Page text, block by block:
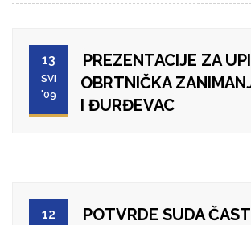
13
SVI
'09
PREZENTACIJE ZA
OBRTNIČKA
I ĐURĐEVAC
12
POTVRDE SUDA